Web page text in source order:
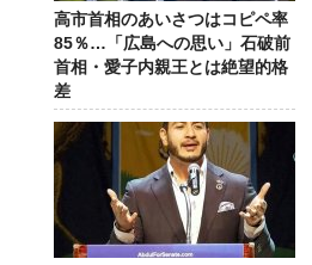
高市首相のあいさつはコピペ率
85％…「広島への思い」石破前
首相・愛子内親王とは絶望的格
差